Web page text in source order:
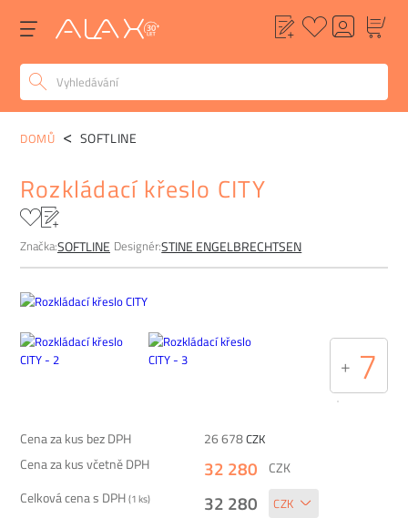
POPIS ALTERNATIVY
DOMŮ SOFTLINE
Rozkládací křeslo CITY
Značka:SOFTLINE Designér:STINE ENGELBRECHTSEN
+ 7
Cena za kus bez DPH 26 678CZK
Cena za kus včetně DPH
32 280
CZK
Celková cena s DPH(1ks) 32 280